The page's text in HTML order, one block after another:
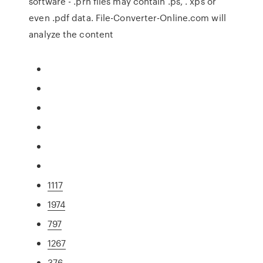
even .pdf data. File-Converter-Online.com will
analyze the content
1117
1974
797
1267